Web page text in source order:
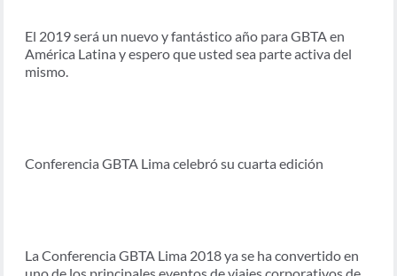
El 2019 será un nuevo y fantástico año para GBTA en
América Latina y espero que usted sea parte activa del
mismo.
Conferencia GBTA Lima celebró su cuarta edición
La Conferencia GBTA Lima 2018 ya se ha convertido en